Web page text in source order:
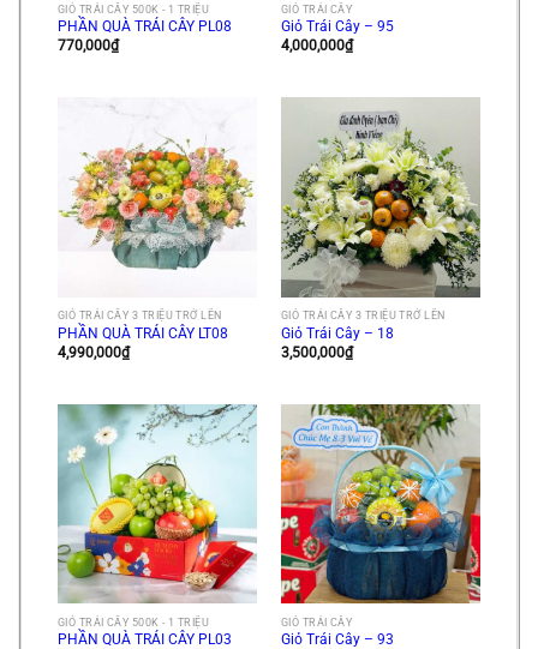
GIỎ TRÁI CÂY 500K - 1 TRIỆU
PHẦN QUÀ TRÁI CÂY PL08
770,000₫
GIỎ TRÁI CÂY
Giỏ Trái Cây – 95
4,000,000₫
GIỎ TRÁI CÂY 3 TRIỆU TRỞ LÊN
PHẦN QUÀ TRÁI CÂY LT08
4,990,000₫
GIỎ TRÁI CÂY 3 TRIỆU TRỞ LÊN
Giỏ Trái Cây – 18
3,500,000₫
GIỎ TRÁI CÂY 500K - 1 TRIỆU
PHẦN QUÀ TRÁI CÂY PL03
GIỎ TRÁI CÂY
Giỏ Trái Cây – 93